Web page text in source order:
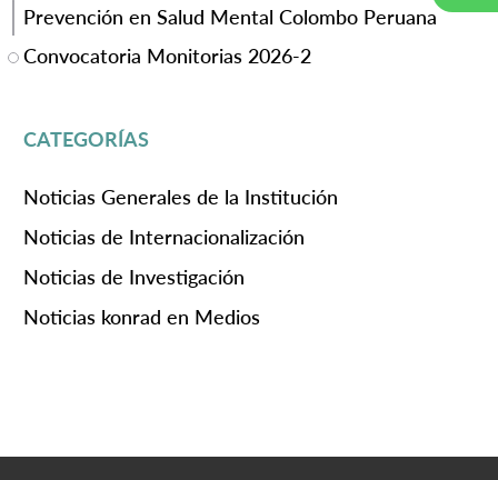
Prevención en Salud Mental Colombo Peruana
Convocatoria Monitorias 2026-2
CATEGORÍAS
Noticias Generales de la Institución
Noticias de Internacionalización
Noticias de Investigación
Noticias konrad en Medios